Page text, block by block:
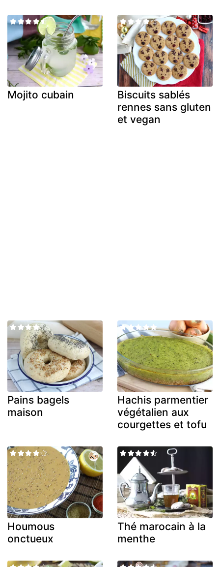
Mojito cubain
Biscuits sablés
rennes sans gluten
et vegan
Pains bagels
maison
Hachis parmentier
végétalien aux
courgettes et tofu
Houmous
onctueux
Thé marocain à la
menthe